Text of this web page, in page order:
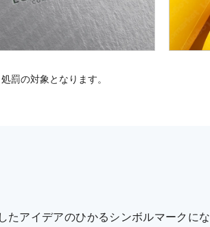
罰の対象となります。
たアイデアのひかるシンボルマークにな